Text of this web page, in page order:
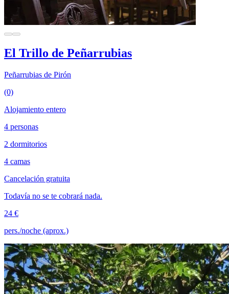
El Trillo de Peñarrubias
Peñarrubias de Pirón
(0)
Alojamiento entero
4 personas
2 dormitorios
4 camas
Cancelación gratuita
Todavía no se te cobrará nada.
24 €
pers./noche (aprox.)